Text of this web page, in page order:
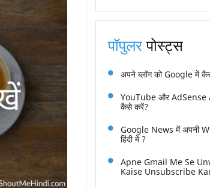
पॉपुलरपोस्ट्स
अपने ब्लॉग को Google में
YouTube और AdSense
कैसे करें?
Google News में अपनी
हिंदी में ?
Apne Gmail Me Se
Kaise Unsubscribe